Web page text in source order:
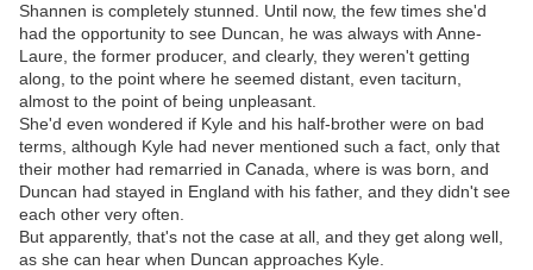
Shannen is completely stunned. Until now, the few times she'd
had the opportunity to see Duncan, he was always with Anne-
Laure, the former producer, and clearly, they weren't getting
along, to the point where he seemed distant, even taciturn,
almost to the point of being unpleasant.
She'd even wondered if Kyle and his half-brother were on bad
terms, although Kyle had never mentioned such a fact, only that
their mother had remarried in Canada, where is was born, and
Duncan had stayed in England with his father, and they didn't see
each other very often.
But apparently, that's not the case at all, and they get along well,
as she can hear when Duncan approaches Kyle.